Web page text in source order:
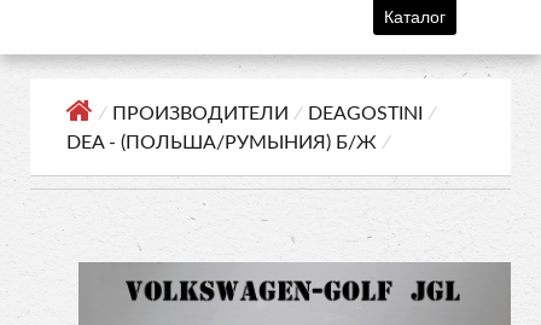
Каталог
⁄ ПРОИЗВОДИТЕЛИ ⁄ DEAGOSTINI
⁄
DEA - (ПОЛЬША/РУМЫНИЯ) Б/Ж ⁄